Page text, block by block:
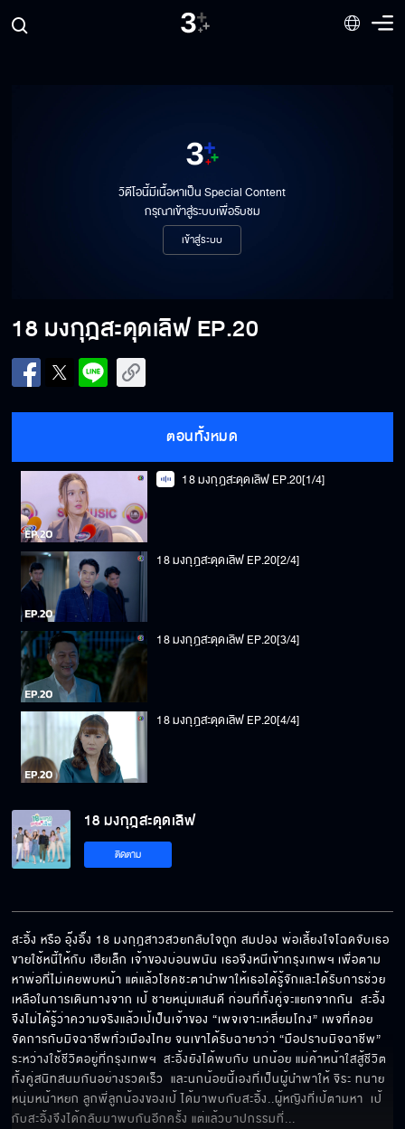
วิดีโอนี้มีเนื้อหาเป็น Special Content
กรุณาเข้าสู่ระบบเพื่อรับชม
เข้าสู่ระบบ
18 มงกุฎสะดุดเลิฟEP.20
ตอนทั้งหมด
18 มงกุฎสะดุดเลิฟ EP.20[1/4]
18 มงกุฎสะดุดเลิฟ EP.20[2/4]
18 มงกุฎสะดุดเลิฟ EP.20[3/4]
18 มงกุฎสะดุดเลิฟ EP.20[4/4]
18 มงกุฎสะดุดเลิฟ
ติดตาม
สะอิ้ง หรือ อุ๊งอิ๊ง 18 มงกุฎสาวสวยกลับใจถูก สมปอง พ่อเลี้ยงใจโฉดจับเธอ
ขายใช้หนี้ให้กับ เฮียเล็ก เจ้าของบ่อนพนัน เธอจึงหนีเข้ากรุงเทพฯ เพื่อตาม
หาพ่อที่ไม่เคยพบหน้า แต่แล้วโชคชะตานำพาให้เธอได้รู้จักและได้รับการช่วย
เหลือในการเดินทางจาก เป้ ชายหนุ่มแสนดี ก่อนที่ทั้งคู่จะแยกจากกัน  สะอิ้ง
จึงไม่ได้รู้ว่าความจริงแล้วเป้เป็นเจ้าของ “เพจเจาะเหลี่ยมโกง” เพจที่คอย
จัดการกับมิจฉาชีพทั่วเมืองไทย จนเขาได้รับฉายาว่า “มือปราบมิจฉาชีพ”
ระหว่างใช้ชีวิตอยู่ที่กรุงเทพฯ  สะอิ้งยังได้พบกับ นกน้อย แม่ค้าหน้าใสสู้ชีวิต
ทั้งคู่สนิทสนมกันอย่างรวดเร็ว  และนกน้อยนี้เองที่เป็นผู้นำพาให้ จิระ ทนาย
หนุ่มหน้าหยก ลูกพี่ลูกน้องของเป้ ได้มาพบกับสะอิ้ง..ผู้หญิงที่เป้ตามหา  เป้
กับสะอิ้งจึงได้กลับมาพบกันอีกครั้ง แต่แล้วบาปกรรมที่...